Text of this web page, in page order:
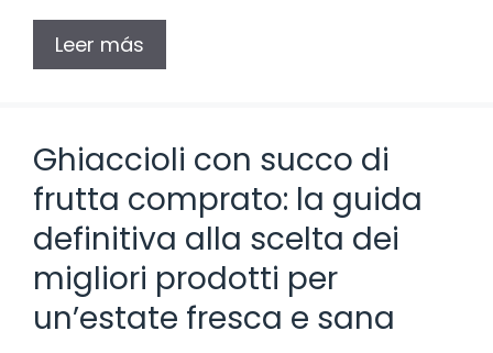
Leer más
Ghiaccioli con succo di
frutta comprato: la guida
definitiva alla scelta dei
migliori prodotti per
un’estate fresca e sana